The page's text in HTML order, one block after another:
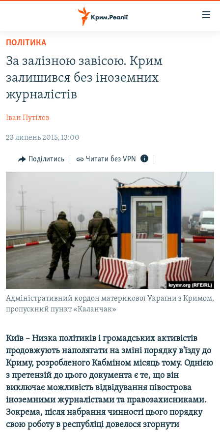
Перейти
основного
матеріалу
до
основної
навігації
Перейти
пошуку
ВІДЕО ТА ФОТО
БЛОГИ
ПОГЛЯД
ІНТЕРВ'Ю
СПЕЦПРОЕКТИ
ДЕПОРТАЦІЯ
ВІДЕОУРОКИ «ELIFBE»
СВІДЧЕННЯ ОКУПАЦІЇ
УКРАЇНСЬКА ПРОБЛЕМА КРИМУ
ІНФОГРАФІКА
ЯК ОБІЙТИ БЛОКУВАННЯ
Русский
Qırımtatar
ДОЛУЧАЙСЯ!
ПОЛІТИКА
За залізною завісою. Крим
залишився без іноземних
журналістів
Іван Путілов
23 липень 2015, 13:00
Поділитись Читати без VPN
Адміністративний кордон материкової України з Кримом,
пропускний пункт «Каланчак»
Київ – Низка політиків і громадських активістів
продовжують наполягати на зміні порядку в'їзду до
Криму, розробленого Кабміном місяць тому. Однією
з претензій до цього документа є те, що він
виключає можливість відвідування півострова
іноземними журналістами та правозахисниками.
Зокрема, після набрання чинності цього порядку
свою роботу в республіці довелося згорнути